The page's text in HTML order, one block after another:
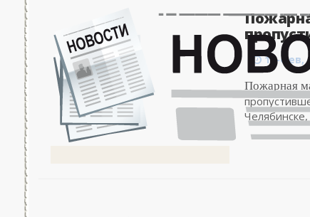
11-фев,
Пожарная